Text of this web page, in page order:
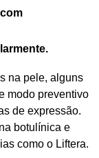
na pele, alguns
modo preventivo
de expressão.
botulínica e
como o Liftera.